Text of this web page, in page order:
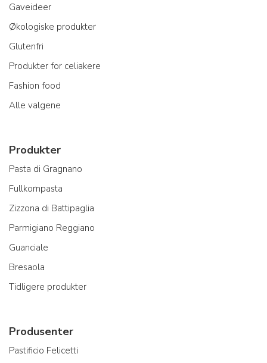
Gaveideer
Økologiske produkter
Glutenfri
Produkter for celiakere
Fashion food
Alle valgene
Produkter
Pasta di Gragnano
Fullkornpasta
Zizzona di Battipaglia
Parmigiano Reggiano
Guanciale
Bresaola
Tidligere produkter
Produsenter
Pastificio Felicetti